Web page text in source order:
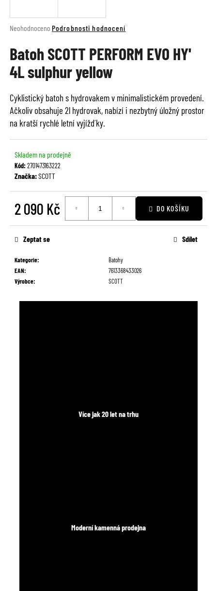
Průměrné
produktu
je
0,0
hvězdiček.
Neohodnoceno Podrobnosti hodnocení
Batoh SCOTT PERFORM EVO HY'
4L sulphur yellow
Cyklistický batoh s hydrovakem v minimalistickém provedení.
Ačkoliv obsahuje 2l hydrovak, nabízí i nezbytný úložný prostor
na kratší rychlé letní vyjížďky.
Skladem na prodejně
Kód:2701473163222
Značka:SCOTT
2 090 Kč DO KOŠÍKU
Kategorie:
Batohy
EAN:
7613368433026
Výrobce: SCOTT
Zeptat se Sdílet
Více jak 20 let na trhu
Moderní kamenná prodejna
j
t
?
HLEDAT
o
m